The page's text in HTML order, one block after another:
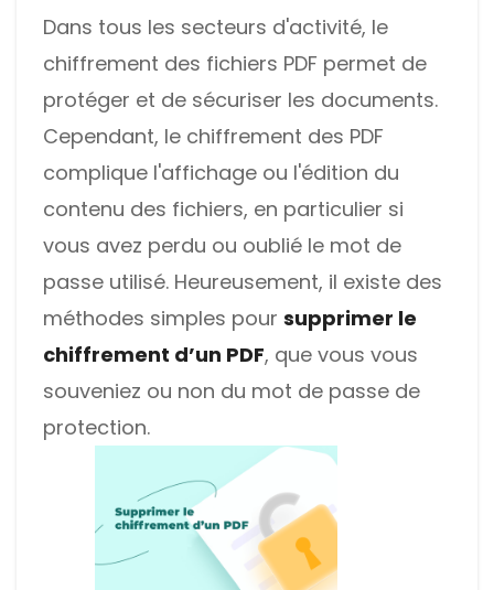
Dans tous les secteurs d'activité, le
chiffrement des fichiers PDF permet de
protéger et de sécuriser les documents.
Cependant, le chiffrement des PDF
complique l'affichage ou l'édition du
contenu des fichiers, en particulier si
vous avez perdu ou oublié le mot de
passe utilisé. Heureusement, il existe des
méthodes simples pour supprimer le
chiffrement d’un PDF, que vous vous
souveniez ou non du mot de passe de
protection.